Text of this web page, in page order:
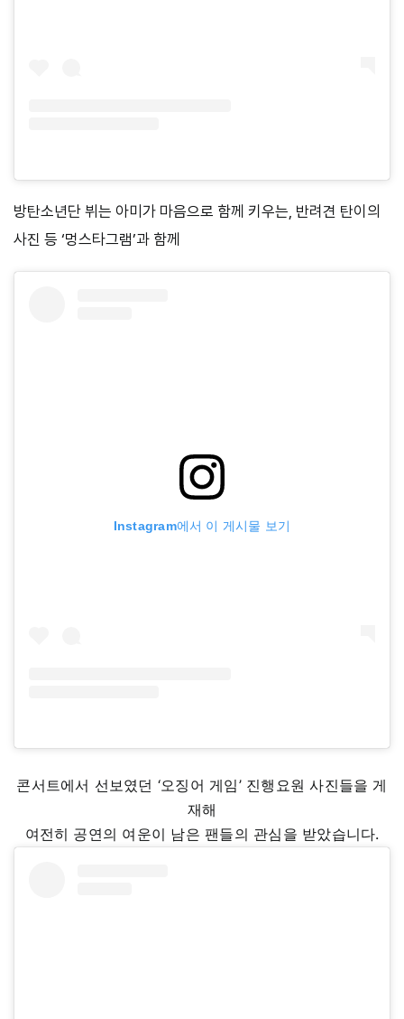
방탄소년단 뷔는 아미가 마음으로 함께 키우는, 반려견 탄이의
사진 등 ‘멍스타그램’과 함께
Instagram에서 이 게시물 보기
콘서트에서 선보였던 ‘오징어 게임’ 진행요원 사진들을 게
재해
여전히 공연의 여운이 남은 팬들의 관심을 받았습니다.